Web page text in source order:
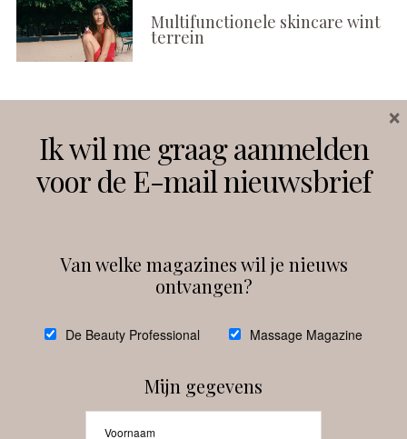
Multifunctionele skincare wint
terrein
Instagram Facebook
debeautyprofessional
Ik wil me graag aanmelden
voor de E-mail nieuwsbrief
Van welke magazines wil je nieuws
ontvangen?
De Beauty Professional Massage Magazine
Mijn gegevens
×